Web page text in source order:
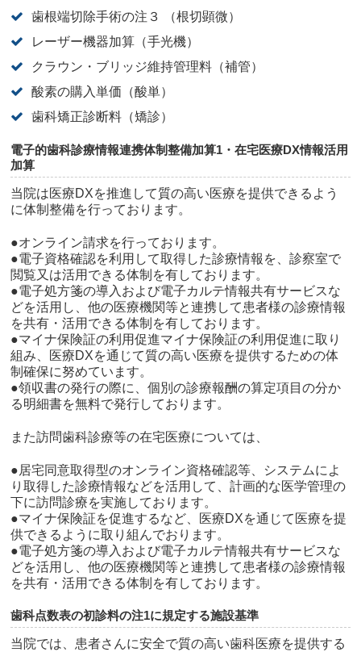
歯根端切除手術の注３ （根切顕微）
レーザー機器加算（手光機）
クラウン・ブリッジ維持管理料（補管）
酸素の購入単価（酸単）
歯科矯正診断料（矯診）
電子的歯科診療情報連携体制整備加算1・在宅医療DX情報活用
加算
当院は医療DXを推進して質の高い医療を提供できるよう
に体制整備を行っております。
●オンライン請求を行っております。
●電子資格確認を利用して取得した診療情報を、診察室で
閲覧又は活用できる体制を有しております。
●電子処方箋の導入および電子カルテ情報共有サービスな
どを活用し、他の医療機関等と連携して患者様の診療情報
を共有・活用できる体制を有しております。
●マイナ保険証の利用促進マイナ保険証の利用促進に取り
組み、医療DXを通じて質の高い医療を提供するための体
制確保に努めています。
●領収書の発行の際に、個別の診療報酬の算定項目の分か
る明細書を無料で発行しております。
また訪問歯科診療等の在宅医療については、
●居宅同意取得型のオンライン資格確認等、システムによ
り取得した診療情報などを活用して、計画的な医学管理の
下に訪問診療を実施しております。
●マイナ保険証を促進するなど、医療DXを通じて医療を提
供できるように取り組んでおります。
●電子処方箋の導入および電子カルテ情報共有サービスな
どを活用し、他の医療機関等と連携して患者様の診療情報
を共有・活用できる体制を有しております。
歯科点数表の初診料の注1に規定する施設基準
当院では、患者さんに安全で質の高い歯科医療を提供する